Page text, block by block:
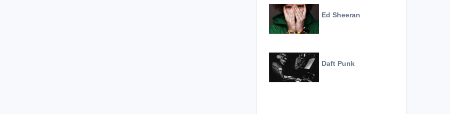
Ed Sheeran
Daft Punk